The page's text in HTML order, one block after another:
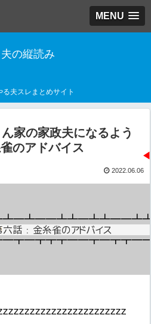
MENU
の縦読み
る夫スレまとめサイト
家の家政夫になるよう
のアドバイス
2022.06.06
◀
六話 ： 金糸雀のアドバイス
ｚｚｚｚｚｚｚｚｚｚｚｚｚｚｚｚｚｚｚｚｚｚ